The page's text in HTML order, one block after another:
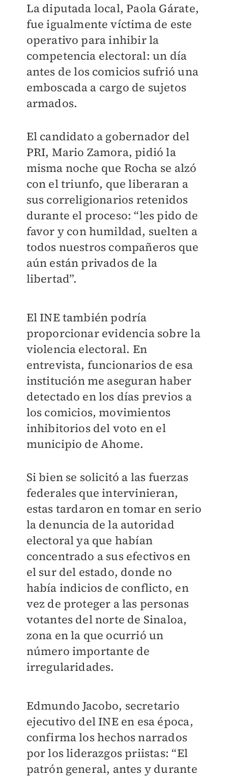
La diputada local, Paola Gárate,
fue igualmente víctima de este
operativo para inhibir la
competencia electoral: un día
antes de los comicios sufrió una
emboscada a cargo de sujetos
armados.
El candidato a gobernador del
PRI, Mario Zamora, pidió la
misma noche que Rocha se alzó
con el triunfo, que liberaran a
sus correligionarios retenidos
durante el proceso: “les pido de
favor y con humildad, suelten a
todos nuestros compañeros que
aún están privados de la
libertad”.
El INE también podría
proporcionar evidencia sobre la
violencia electoral. En
entrevista, funcionarios de esa
institución me aseguran haber
detectado en los días previos a
los comicios, movimientos
inhibitorios del voto en el
municipio de Ahome.
Si bien se solicitó a las fuerzas
federales que intervinieran,
estas tardaron en tomar en serio
la denuncia de la autoridad
electoral ya que habían
concentrado a sus efectivos en
el sur del estado, donde no
había indicios de conflicto, en
vez de proteger a las personas
votantes del norte de Sinaloa,
zona en la que ocurrió un
número importante de
irregularidades.
Edmundo Jacobo, secretario
ejecutivo del INE en esa época,
confirma los hechos narrados
por los liderazgos priistas: “El
patrón general, antes y durante